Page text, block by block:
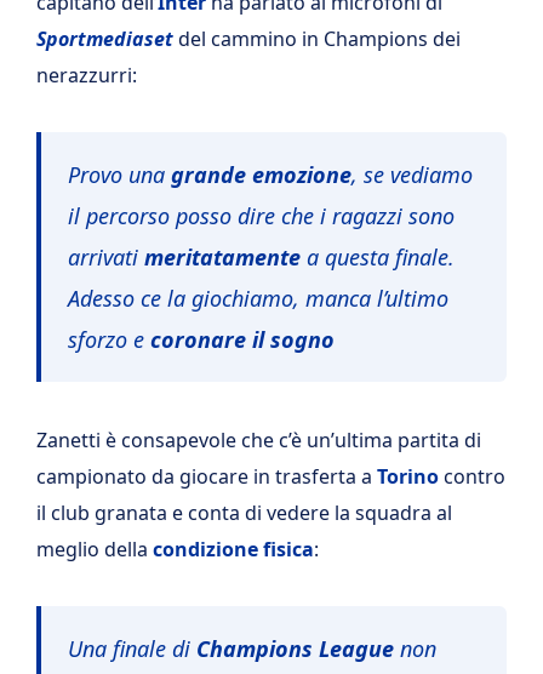
Sportmediasetdel cammino in Champions dei
nerazzurri:
Provo una grande emozione, se vediamo
il percorso posso dire che i ragazzi sono
arrivati meritatamente a questa finale.
Adesso ce la giochiamo, manca l’ultimo
sforzo e coronare il sogno
Zanetti è consapevole che c’è un’ultima partita di
campionato da giocare in trasferta a Torinocontro
il club granata e conta di vedere la squadra al
meglio della condizione fisica:
Una finale di Champions League non